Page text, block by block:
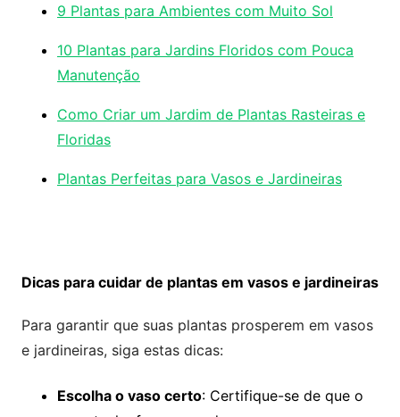
9 Plantas para Ambientes com Muito Sol
10 Plantas para Jardins Floridos com Pouca
Manutenção
Como Criar um Jardim de Plantas Rasteiras e
Floridas
Plantas Perfeitas para Vasos e Jardineiras
Dicas para cuidar de plantas em vasos e jardineiras
Para garantir que suas plantas prosperem em vasos
e jardineiras, siga estas dicas:
Escolha o vaso certo: Certifique-se de que o